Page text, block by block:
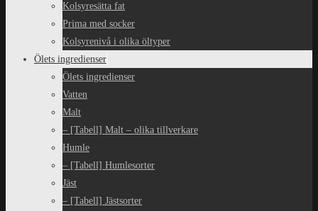
Kolsyresätta fat
Prima med socker
Kolsyrenivå i olika öltyper
Ölets ingredienser
Ölets ingredienser
Vatten
Malt
– [Tabell] Malt – olika tillverkare
Humle
– [Tabell] Humlesorter
Jäst
– [Tabell] Jästsorter